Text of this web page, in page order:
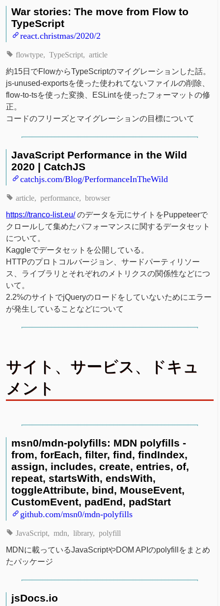
War stories: The move from Flow to
TypeScript
react.christmas/2020/2
flowtype TypeScript article
約15日でFlowからTypeScriptのマイグレーションした話。
js-unused-exportsを使った使われてないファイルの削除、
flow-to-tsを使った変換、ESLintを使ったフォーマットの修
正。
コードのフリーズとマイグレーションの目標について
JavaScript Performance in the Wild
2020 | CatchJS
catchjs.com/Blog/PerformanceInTheWild
article performance browser
https://tranco-list.eu/のデータを元にサイトをPuppeteerで
クロールして集めたパフォーマンスに関するデータセット
について。
Kaggleでデータセットを公開している。
HTTPのプロトコルバージョン、サードパーティリソー
ス、ライブラリとそれぞれのメトリクスの関係性などにつ
いて。
2.2%のサイトでjQueryのロードをしていないためにエラー
が発生していることなどについて
サイト、サービス、ドキュ
メント
msn0/mdn-polyfills: MDN polyfills -
from, forEach, filter, find, findIndex,
assign, includes, create, entries, of,
repeat, startsWith, endsWith,
toggleAttribute, bind, MouseEvent,
CustomEvent, padEnd, padStart
github.com/msn0/mdn-polyfills
JavaScript mdn library polyfill
MDNに載っているJavaScriptやDOM APIのpolyfillをまとめ
たパッケージ
jsDocs.io